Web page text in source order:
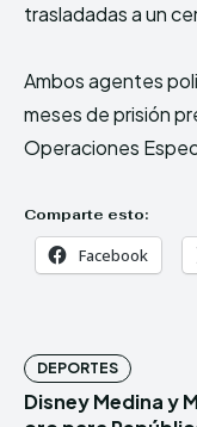
trasladadas a un
Ambos agentes
meses de prisión
Operaciones
Comparte esto:
Facebook
DEPORTES
Disney Medina y